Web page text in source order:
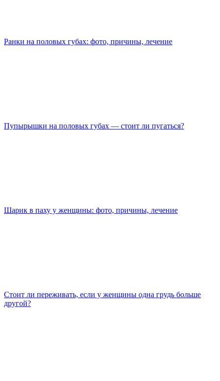
Ранки на половых губах: фото, причины, лечение
Пупырышки на половых губах — стоит ли пугаться?
Шарик в паху у женщины: фото, причины, лечение
Стоит ли переживать, если у женщины одна грудь больше
другой?